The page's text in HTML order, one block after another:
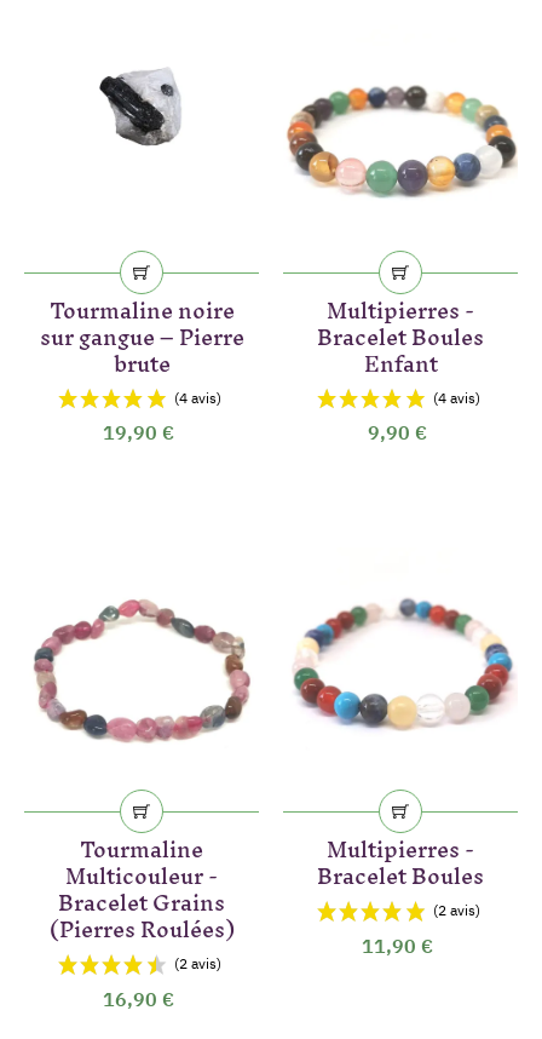
Tourmaline noire
sur gangue – Pierre
brute
19,90 €
Multipierres -
Bracelet Boules
Enfant
9,90 €
Tourmaline
Multicouleur -
Bracelet Grains
(Pierres Roulées)
16,90 €
Multipierres -
Bracelet Boules
11,90 €